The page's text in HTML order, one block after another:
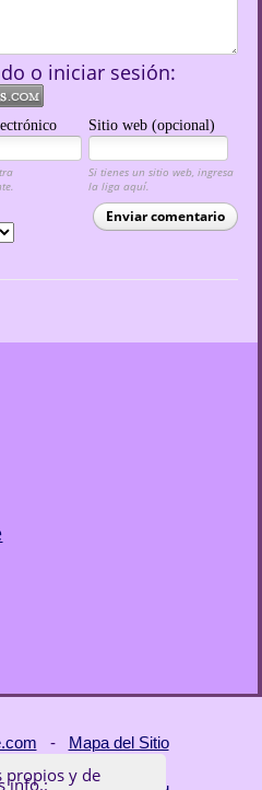
propios y de
info.:
o iniciar sesión:
Sitio web (opcional)
Si tienes un sitio web, ingresa
la liga aquí.
Enviar comentario
- Mapa del Sitio